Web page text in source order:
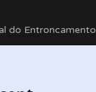
do Entroncamento
Lote 4
– Portugal